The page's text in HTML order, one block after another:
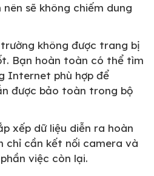
sẽ không chiếm dung
không được trang bị
Bạn hoàn toàn có thể tìm
Internet phù hợp để
được bảo toàn trong bộ
xếp dữ liệu diễn ra hoàn
chỉ cần kết nối camera và
việc còn lại.